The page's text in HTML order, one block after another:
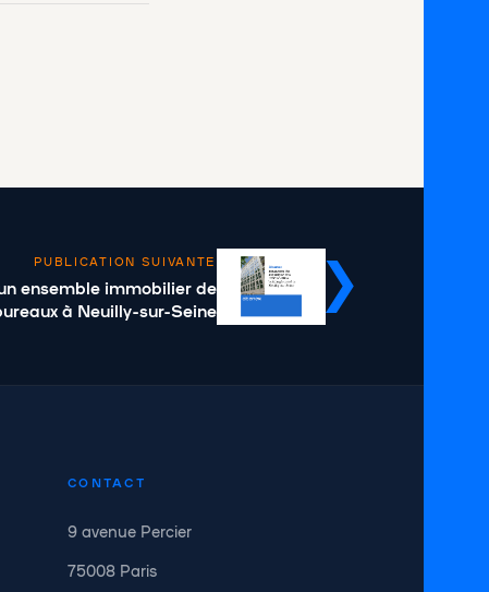
PUBLICATION SUIVANTE
ensemble immobilier de
à Neuilly-sur-Seine
CONTACT
9 avenue Percier
75008 Paris